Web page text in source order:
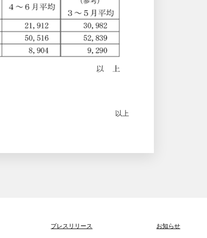
以上
プレスリリース お知らせ